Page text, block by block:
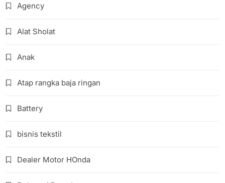
Agency
Alat Sholat
Anak
Atap rangka baja ringan
Battery
bisnis tekstil
Dealer Motor HOnda